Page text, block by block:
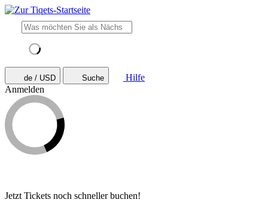
de / USD Suche
Hilfe
Anmelden
Jetzt Tickets noch schneller buchen!